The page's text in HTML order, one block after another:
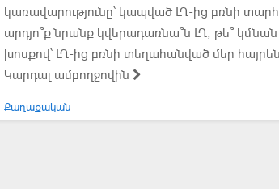
կառավարությունը՝ կապված ԼՂ-ից բռնի
արդյո՞ք նրանք կվերադառնա՞ն ԼՂ, թե՞
խոսքով՝ ԼՂ-ից բռնի տեղահանված մեր
Կարդալ ամբողջովին
Քաղաքական